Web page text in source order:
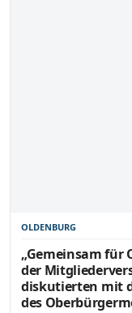
OLDENBURG
„Gemeinsam für
der
diskutierten mit
des